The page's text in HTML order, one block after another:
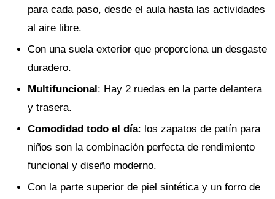
para cada paso, desde el aula hasta las actividades
al aire libre.
Con una suela exterior que proporciona un desgaste
duradero.
Multifuncional: Hay 2 ruedas en la parte delantera
y trasera.
Comodidad todo el día: los zapatos de patín para
niños son la combinación perfecta de rendimiento
funcional y diseño moderno.
Con la parte superior de piel sintética y un forro de